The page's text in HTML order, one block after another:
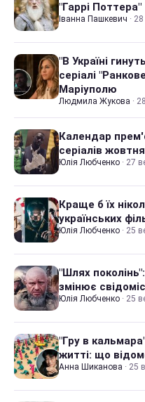
"Гаррі Поттера"
Іванна Пашкевич ·
"В Україні
серіалі
Маріуполю
Людмила Жукова ·
Календар
серіалів жовтня
Юлія Любченко · 27
Краще б їх
українських
Юлія Любченко · 25
"Шлях
змінює
Юлія Любченко · 25
"Гру в
житті: що
Анна Шиканова · 25